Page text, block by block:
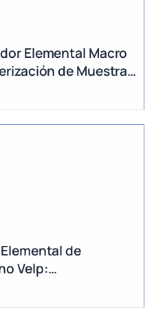
Elemental Macro
de Muestras
Volúmenes
de
Velp:
por Método
y TN)